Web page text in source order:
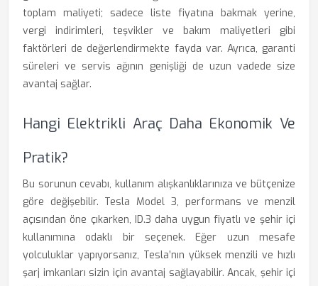
toplam maliyeti; sadece liste fiyatına bakmak yerine,
vergi indirimleri, teşvikler ve bakım maliyetleri gibi
faktörleri de değerlendirmekte fayda var. Ayrıca, garanti
süreleri ve servis ağının genişliği de uzun vadede size
avantaj sağlar.
Hangi Elektrikli Araç Daha Ekonomik Ve
Pratik?
Bu sorunun cevabı, kullanım alışkanlıklarınıza ve bütçenize
göre değişebilir. Tesla Model 3, performans ve menzil
açısından öne çıkarken, ID.3 daha uygun fiyatlı ve şehir içi
kullanımına odaklı bir seçenek. Eğer uzun mesafe
yolculuklar yapıyorsanız, Tesla’nın yüksek menzili ve hızlı
şarj imkanları sizin için avantaj sağlayabilir. Ancak, şehir içi